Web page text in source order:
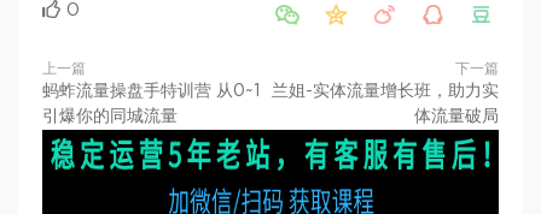
0     
上一篇
蚂蚱流量操盘手特训营​ 从0~1
引爆你的同城流量
下一篇
兰姐-实体流量增长班，助力实
体流量破局